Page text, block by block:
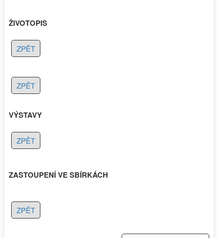
ŽIVOTOPIS
ZPĚT
ZPĚT
VÝSTAVY
ZPĚT
ZASTOUPENÍ VE SBÍRKÁCH
ZPĚT